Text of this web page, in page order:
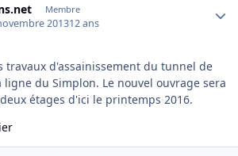
Membre
201312 ans
travaux d'assainissement du tunnel de
du Simplon. Le nouvel ouvrage sera
étages d'ici le printemps 2016.